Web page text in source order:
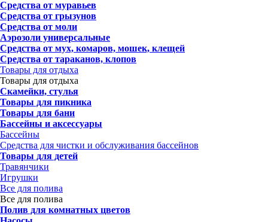
Средства от муравьев
Средства от грызунов
Средства от моли
Аэрозоли универсальные
Средства от мух, комаров, мошек, клещей
Средства от тараканов, клопов
Товары для отдыха
Товары для отдыха
Скамейки, стулья
Товары для пикника
Товары для бани
Бассейны и аксессуары
Бассейны
Средства для чистки и обслуживания бассейнов
Товары для детей
Травянчики
Игрушки
Все для полива
Все для полива
Полив для комнатных цветов